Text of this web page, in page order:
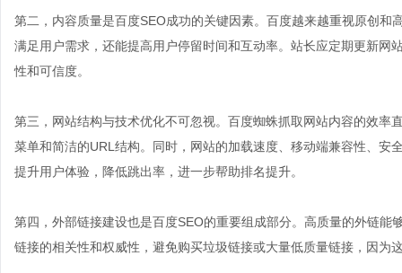
第二，内容质量是百度SEO成功的关键因素。百度越来越重视原创
满足用户需求，还能提高用户停留时间和互动率。站长应定期更新网
性和可信度。
第三，网站结构与技术优化不可忽视。百度蜘蛛抓取网站内容的效率
菜单和简洁的URL结构。同时，网站的加载速度、移动端兼容性、
提升用户体验，降低跳出率，进一步帮助排名提升。
第四，外部链接建设也是百度SEO的重要组成部分。高质量的外链
链接的相关性和权威性，避免购买垃圾链接或大量低质量链接，因为